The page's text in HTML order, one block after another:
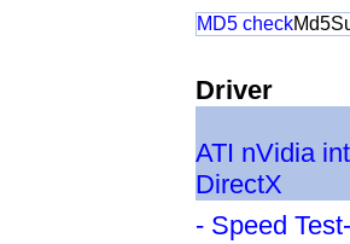
MD5 check
Driver
ATI nVidia
DirectX
- Speed Test-